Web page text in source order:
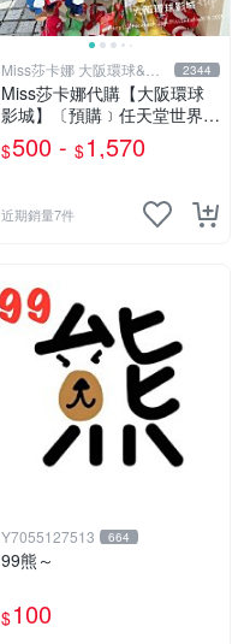
Miss莎卡娜 大阪環球&迪
士尼代購
2344
Miss莎卡娜代購【大阪環球
影城】〔預購﹞任天堂世界
瑪利歐 路易吉 耀西 奇諾比奧
碧姬公主 無敵星星 蘑菇 大金
$500 - $1,570
近期銷量7件
Y7055127513 664
99熊～
$100